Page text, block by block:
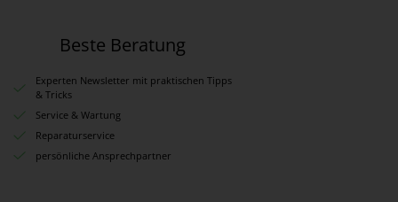
Beste Beratung
Experten Newsletter mit praktischen Tipps
& Tricks
Service & Wartung
Reparaturservice
persönliche Ansprechpartner